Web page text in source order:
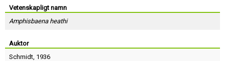
Vetenskapligt namn
Amphisbaena heathi
Auktor
Schmidt, 1936
Lösenord: